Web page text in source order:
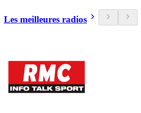
Les meilleures radios